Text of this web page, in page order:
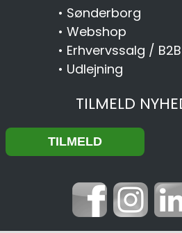
• Sønderborg
• Webshop
• Erhvervssalg / B2B
• Udlejning
TILMELD